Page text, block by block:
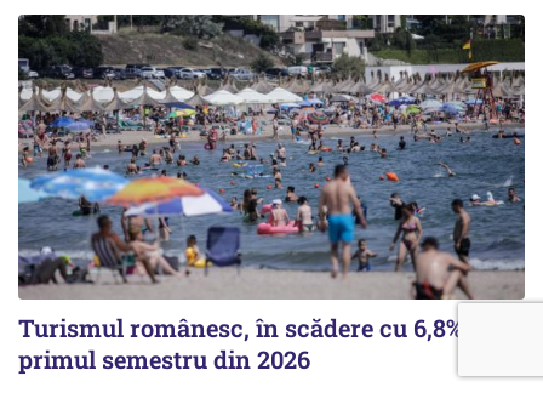
Turismul românesc, în scădere cu 6,8% în
primul semestru din 2026